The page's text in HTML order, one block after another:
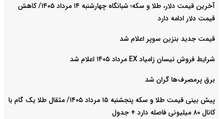
آخرین قیمت دلار، طلا و سکه؛ شبانگاه چهارشنبه ۱۴ مرداد ۱۴۰۵/ کاهش
قیمت دلار ادامه دارد
قیمت جدید بنزین سوپر اعلام شد
شرایط فروش نیسان زامیاد EX مرداد ۱۴۰۵ اعلام شد
برق پرمصرف‌ها گران شد
پیش‌ بینی قیمت طلا و سکه پنجشنبه ۱۵ مرداد ۱۴۰۵/ مثقال طلا یک گام با
کانال ۸۰ میلیونی فاصله دارد + جدول